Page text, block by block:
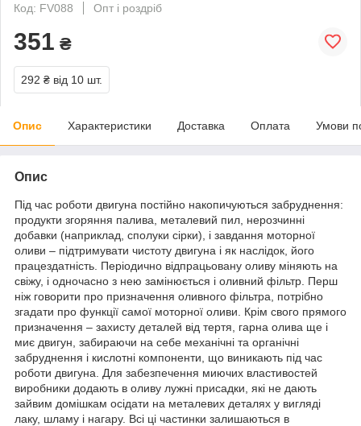
Код: FV088
Опт і роздріб
351 ₴
292 ₴ від 10 шт.
Опис Характеристики Доставка Оплата Умови
Опис
Під час роботи двигуна постійно накопичуються забруднення:
продукти згоряння палива, металевий пил, нерозчинні
добавки (наприклад, сполуки сірки), і завдання моторної
оливи – підтримувати чистоту двигуна і як наслідок, його
працездатність. Періодично відпрацьовану оливу міняють на
свіжу, і одночасно з нею замінюється і оливний фільтр. Перш
ніж говорити про призначення оливного фільтра, потрібно
згадати про функції самої моторної оливи. Крім свого прямого
призначення – захисту деталей від тертя, гарна олива ще і
миє двигун, забираючи на себе механічні та органічні
забруднення і кислотні компоненти, що виникають під час
роботи двигуна. Для забезпечення миючих властивостей
виробники додають в оливу лужні присадки, які не дають
зайвим домішкам осідати на металевих деталях у вигляді
лаку, шламу і нагару. Всі ці частинки залишаються в